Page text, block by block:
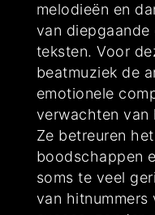
melodieën en
van diepgaande
teksten. Voor
beatmuziek de
emotionele
verwachten van
Ze betreuren
boodschappen
soms te veel
van hitnummers